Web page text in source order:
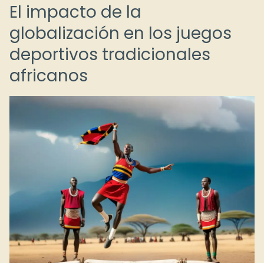
El impacto de la
globalización en los juegos
deportivos tradicionales
africanos